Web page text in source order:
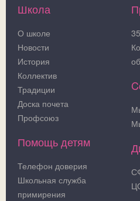
Школа
О школе
Новости
История
Коллектив
Традиции
Доска почета
Профсоюз
Помощь детям
Телефон доверия
Школьная служба
примирения